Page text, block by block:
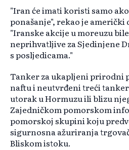
"Iran će imati koristi samo
ponašanje", rekao je američki
"Iranske akcije u moreuzu
neprihvatljive za Sjedinjene
s posljedicama."
Tanker za ukapljeni prirodni
naftu i neutvrđeni treći
utorak u Hormuzu ili blizu
Zajedničkom pomorskom
pomorskoj skupini koju
sigurnosna ažuriranja
Bliskom istoku.